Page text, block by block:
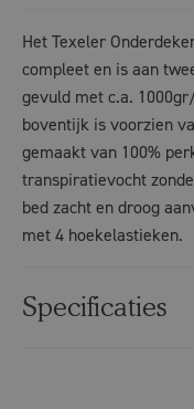
Het Texeler
compleet en is aan
gevuld met c.a.
boventijk is voorzien
gemaakt van 100%
transpiratievocht
bed zacht en droog
met 4 hoekelastieken.
Specificaties